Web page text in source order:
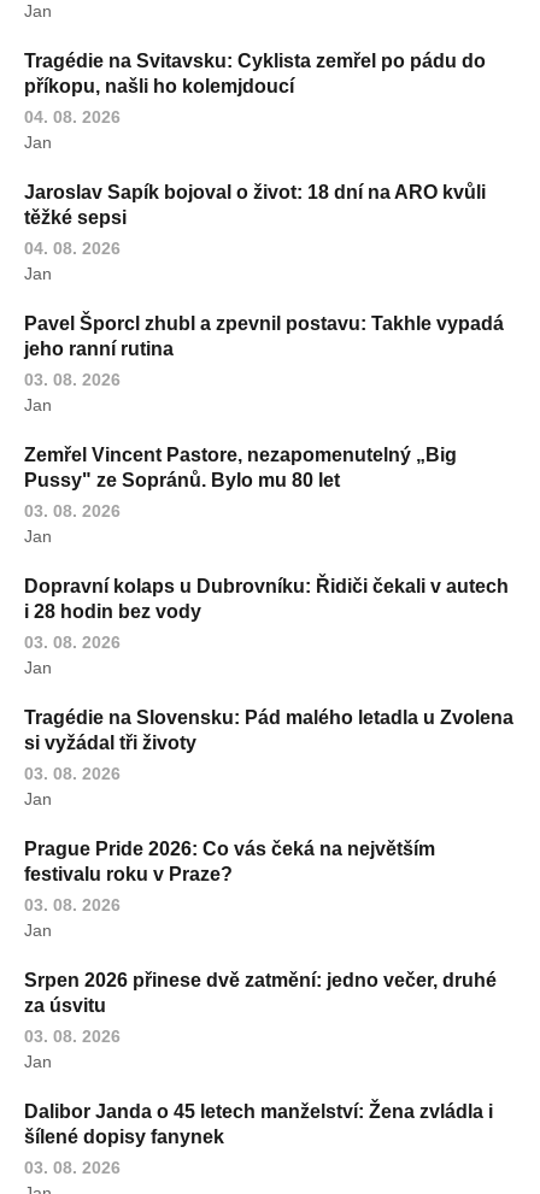
Jan
Tragédie na Svitavsku: Cyklista zemřel po pádu do
příkopu, našli ho kolemjdoucí
04. 08. 2026
Jan
Jaroslav Sapík bojoval o život: 18 dní na ARO kvůli
těžké sepsi
04. 08. 2026
Jan
Pavel Šporcl zhubl a zpevnil postavu: Takhle vypadá
jeho ranní rutina
03. 08. 2026
Jan
Zemřel Vincent Pastore, nezapomenutelný „Big
Pussy" ze Sopránů. Bylo mu 80 let
03. 08. 2026
Jan
Dopravní kolaps u Dubrovníku: Řidiči čekali v autech
i 28 hodin bez vody
03. 08. 2026
Jan
Tragédie na Slovensku: Pád malého letadla u Zvolena
si vyžádal tři životy
03. 08. 2026
Jan
Prague Pride 2026: Co vás čeká na největším
festivalu roku v Praze?
03. 08. 2026
Jan
Srpen 2026 přinese dvě zatmění: jedno večer, druhé
za úsvitu
03. 08. 2026
Jan
Dalibor Janda o 45 letech manželství: Žena zvládla i
šílené dopisy fanynek
03. 08. 2026